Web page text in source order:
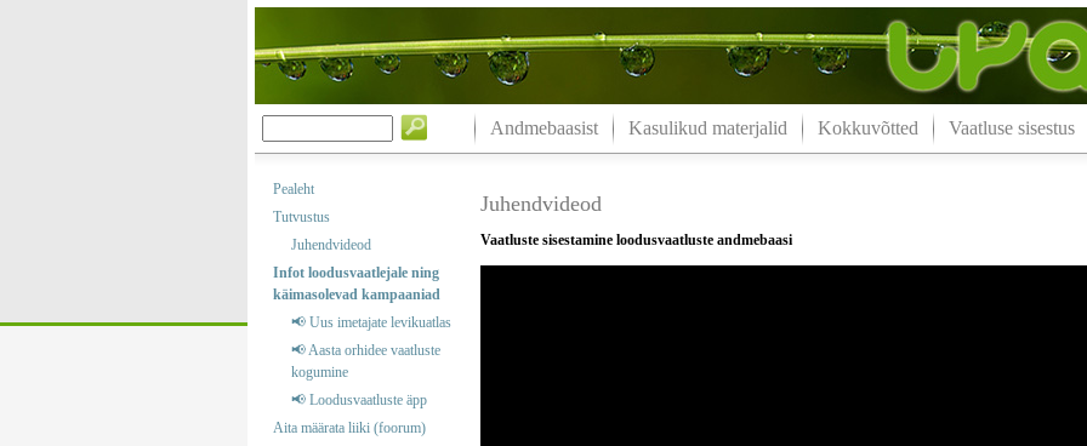
Andmebaasist Kasulikud materjalid Kokkuvõtted Vaatluse sisestus
Pealeht
Tutvustus
Juhendvideod
Infot loodusvaatlejale ning
käimasolevad kampaaniad
📢 Uus imetajate levikuatlas
📢 Aasta orhidee vaatluste
kogumine
📢 Loodusvaatluste äpp
Aita määrata liiki (foorum)
Juhendvideod
Vaatluste sisestamine loodusvaatluste andmebaasi